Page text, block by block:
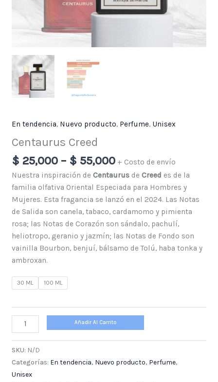
En tendencia, Nuevo producto, Perfume, Unisex
Centaurus Creed
$ 25,000 – $ 55,000 + Costo de envío
Nuestra inspiración de Centaurusde Creed es de la
familia olfativa Oriental Especiada para Hombres y
Mujeres. Esta fragancia se lanzó en el 2024. Las Notas
de Salida son canela, tabaco, cardamomo y pimienta
rosa; las Notas de Corazón son sándalo, pachulí,
heliotropo, geranio y jazmín; las Notas de Fondo son
vainilla Bourbon, benjuí, bálsamo de Tolú, haba tonka y
ambroxan.
30 ML 100 ML
Añadir Al Carrito
SKU: N/D
Categorías: En tendencia, Nuevo producto, Perfume,
Unisex